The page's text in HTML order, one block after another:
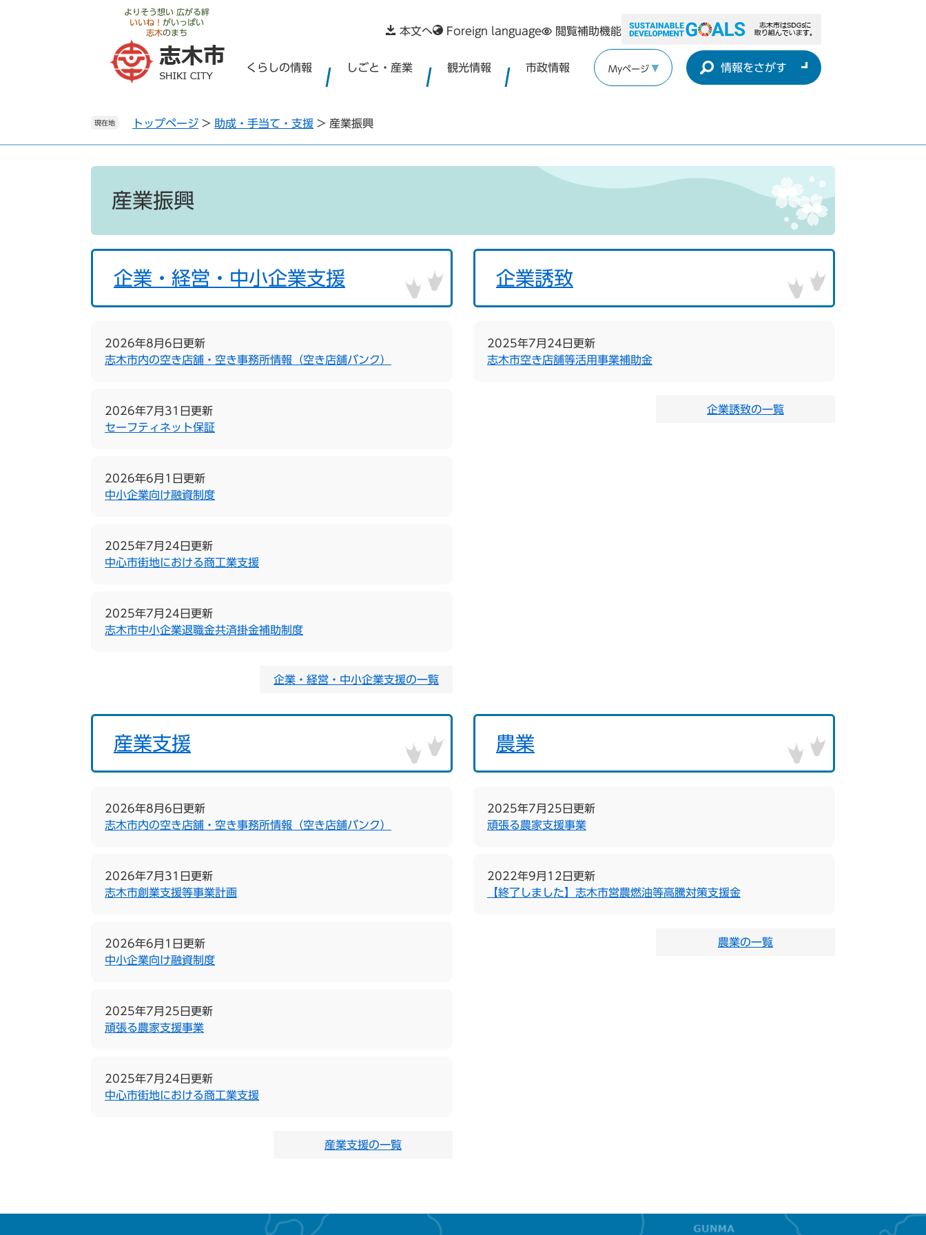
よりそう想い 広がる絆
いいね！ がいっぱい
志木のまち 本文へ Foreign language 閲覧補助機能
くらしの情報 しごと・産業 観光情報 市政情報 Myページ 情報をさがす
現在地 トップページ > 助成・手当て・支援 > 産業振興
産業振興
企業・経営・中小企業支援
2026年8月6日更新
志木市内の空き店舗・空き事務所情報（空き店舗バンク）
2026年7月31日更新
セーフティネット保証
2026年6月1日更新
中小企業向け融資制度
2025年7月24日更新
中心市街地における商工業支援
2025年7月24日更新
志木市中小企業退職金共済掛金補助制度
企業・経営・中小企業支援の一覧
企業誘致
2025年7月24日更新
志木市空き店舗等活用事業補助金
企業誘致の一覧
産業支援
2026年8月6日更新
志木市内の空き店舗・空き事務所情報（空き店舗バンク）
2026年7月31日更新
志木市創業支援等事業計画
2026年6月1日更新
中小企業向け融資制度
2025年7月25日更新
頑張る農家支援事業
2025年7月24日更新
中心市街地における商工業支援
産業支援の一覧
農業
2025年7月25日更新
頑張る農家支援事業
2022年9月12日更新
【終了しました】志木市営農燃油等高騰対策支援金
農業の一覧